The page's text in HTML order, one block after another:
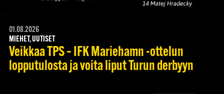
01.08.2026
MIEHET, UUTISET
Veikkaa TPS – IFK Mariehamn -ottelun
lopputulosta ja voita liput Turun derbyyn